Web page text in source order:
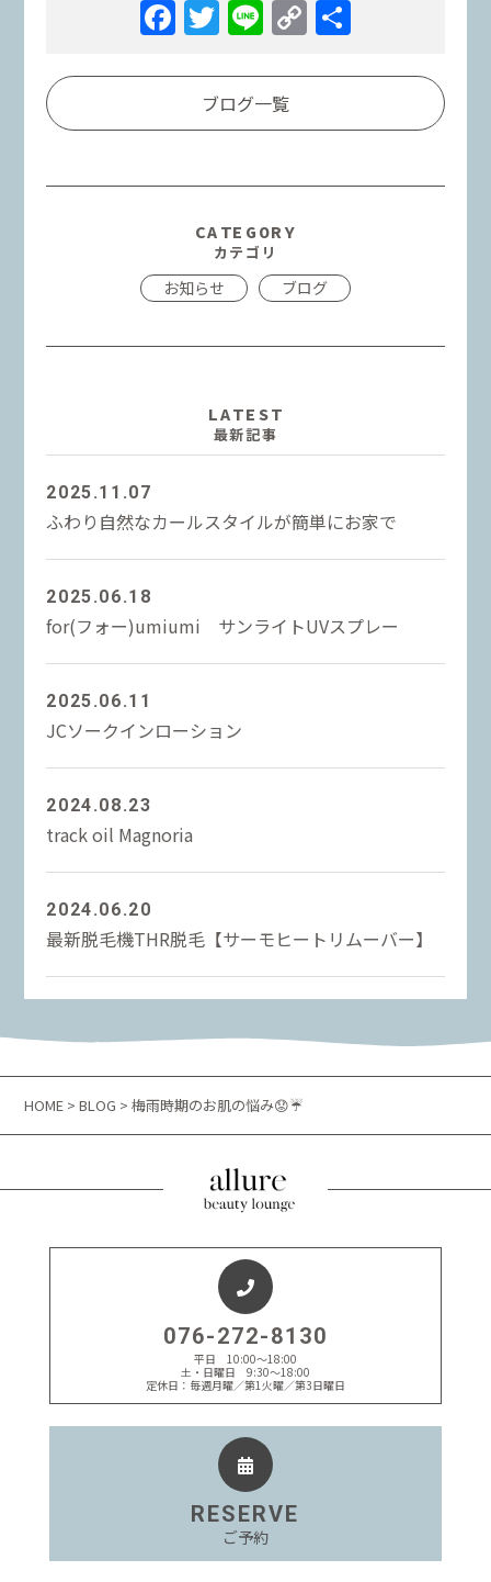
Facebook
Twitter
LineCopy
Link
ブログ一覧
CATEGORY
カテゴリ
お知らせ ブログ
LATEST
最新記事
2025.11.07
ふわり自然なカールスタイルが簡単にお家で
2025.06.18
for(フォー)umiumi サンライトUVスプレー
2025.06.11
JCソークインローション
2024.08.23
track oil Magnoria
2024.06.20
最新脱毛機THR脱毛【サーモヒートリムーバー】
HOME >BLOG > 梅雨時期のお肌の悩み😟☔
076-272-8130
平日 10:00～18:00
土・日曜日 9:30～18:00
定休日：毎週月曜／第1火曜／第3日曜日
RESERVE
ご予約